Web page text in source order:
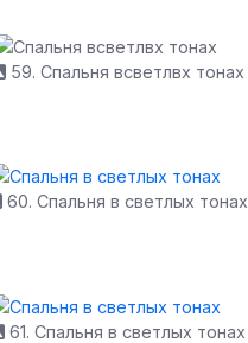
59. Спальня всветлвх тонах
60. Спальня в светлых тонах
61. Спальня в светлых тонах